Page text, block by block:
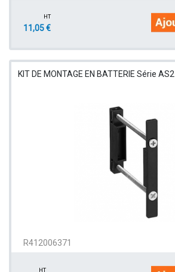
HT
11,05 €
KIT DE MONTAGE EN BATTERIE Série AS2
R412006371
HT